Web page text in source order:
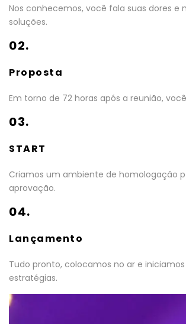
Nos conhecemos, você fala suas dores e
soluções.
02.
Proposta
Em torno de 72 horas após a reunião,
03.
START
Criamos um ambiente de homologação
aprovação.
04.
Lançamento
Tudo pronto, colocamos no ar e
estratégias.